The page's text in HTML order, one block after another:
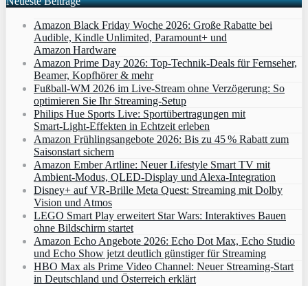
Amazon Black Friday Woche 2026: Große Rabatte bei
Audible, Kindle Unlimited, Paramount+ und
Amazon Hardware
Amazon Prime Day 2026: Top-Technik-Deals für Fernseher,
Beamer, Kopfhörer & mehr
Fußball-WM 2026 im Live-Stream ohne Verzögerung: So
optimieren Sie Ihr Streaming-Setup
Philips Hue Sports Live: Sportübertragungen mit
Smart‑Light‑Effekten in Echtzeit erleben
Amazon Frühlingsangebote 2026: Bis zu 45 % Rabatt zum
Saisonstart sichern
Amazon Ember Artline: Neuer Lifestyle Smart TV mit
Ambient‑Modus, QLED‑Display und Alexa‑Integration
Disney+ auf VR-Brille Meta Quest: Streaming mit Dolby
Vision und Atmos
LEGO Smart Play erweitert Star Wars: Interaktives Bauen
ohne Bildschirm startet
Amazon Echo Angebote 2026: Echo Dot Max, Echo Studio
und Echo Show jetzt deutlich günstiger für Streaming
HBO Max als Prime Video Channel: Neuer Streaming‑Start
in Deutschland und Österreich erklärt